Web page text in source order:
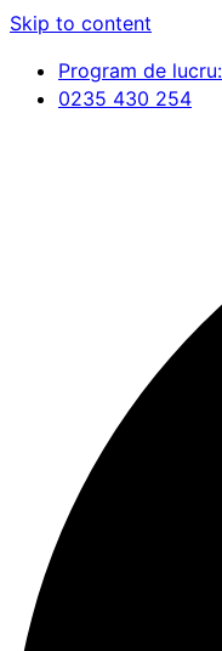
Skip to content
Program de
0235 430 254